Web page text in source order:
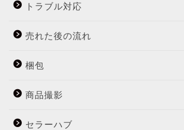
トラブル対応
売れた後の流れ
梱包
商品撮影
セラーハブ